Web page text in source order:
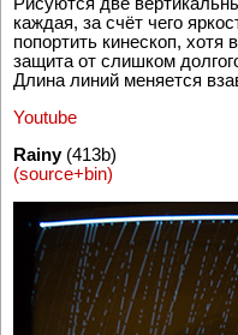
Эксперимент по выводу
Рисуются две
каждая, за счёт чего
попортить кинескоп, хотя
защита от слишком
Длина линий меняется
Youtube
Rainy(413b)
(source+bin)